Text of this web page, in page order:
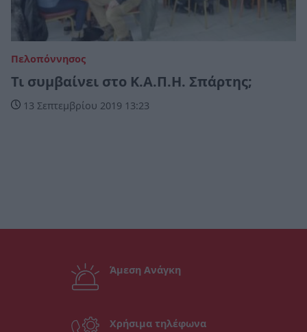
Πελοπόννησος
Τι συμβαίνει στο Κ.Α.Π.Η. Σπάρτης;
13 Σεπτεμβρίου 2019 13:23
Άμεση Ανάγκη
Χρήσιμα τηλέφωνα